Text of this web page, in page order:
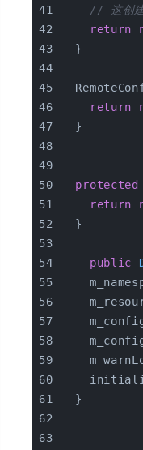
// 这创
return
  }
return
  }
protected
return
  }
public
  }